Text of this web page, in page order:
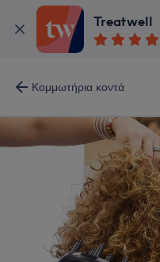
Treatwell
Κομμωτήρια κοντά